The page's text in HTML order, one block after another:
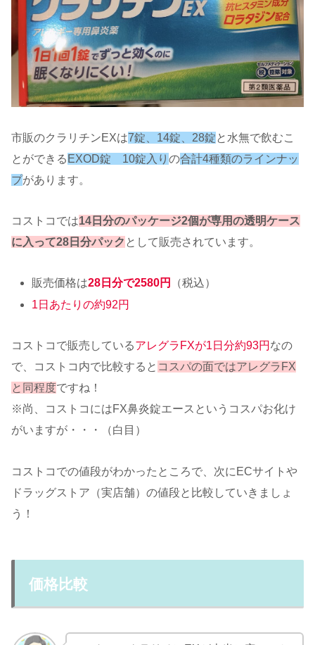
市販のクラリチンEXは7錠、14錠、28錠 と水無で飲むこ
とができる EXOD錠 10錠入り の合計4種類のラインナッ
プがあります。
コストコでは14日分のパッケージ2個が専用の透明ケース
に入って28日分パック として販売されています。
販売価格は28日分で2580円
（税込）
1日あたりの約92円
コストコで販売しているアレグラFXが1日分約93円 なの
で、コストコ内で比較すると コスパの面ではアレグラFX
と同程度ですね！
※尚、コストコにはFX鼻炎錠エースというコスパお化け
がいますが・・・（白目）
コストコでの値段がわかったところで、次にECサイトや
ドラッグストア（実店舗）の値段と比較していきましょ
う！
価格比較